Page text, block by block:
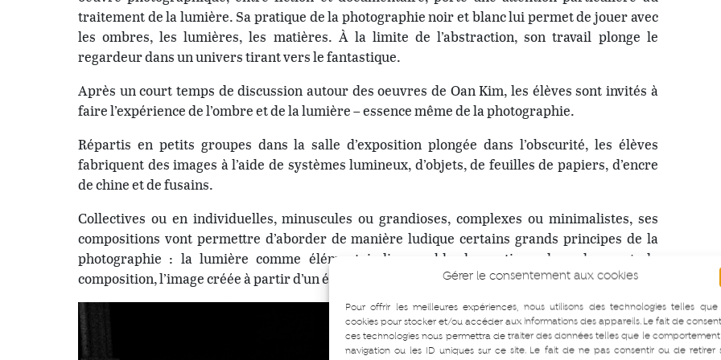
Gérer le consentement aux cookies
Pour offrir les meilleures expériences, nous utilisons des technologies telles que
cookies pour stocker et/ou accéder aux informations des appareils. Le fait de
ces technologies nous permettra de traiter des données telles que le
navigation ou les ID uniques sur ce site. Le fait de ne pas consentir ou de retirer
traitement de la lumière. Sa pratique de la photographie noir et blanc lui permet de jouer avec
les ombres, les lumières, les matières. À la limite de l’abstraction, son travail plonge le
regardeur dans un univers tirant vers le fantastique.
Après un court temps de discussion autour des oeuvres de Oan Kim, les élèves sont invités à
faire l’expérience de l’ombre et de la lumière – essence même de la photographie.
Répartis en petits groupes dans la salle d’exposition plongée dans l’obscurité, les élèves
fabriquent des images à l’aide de systèmes lumineux, d’objets, de feuilles de papiers, d’encre
de chine et de fusains.
Collectives ou en individuelles, minuscules ou grandioses, complexes ou minimalistes, ses
compositions vont permettre d’aborder de manière ludique certains grands principes de la
photographie : la lumière comme élément indispensable, les notions de cadrage et de
composition, l’image créée à partir d’un élément du réel etc.